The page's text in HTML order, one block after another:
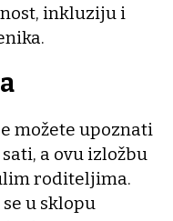
inkluziju i
možete upoznati
a ovu izložbu
roditeljima.
u sklopu